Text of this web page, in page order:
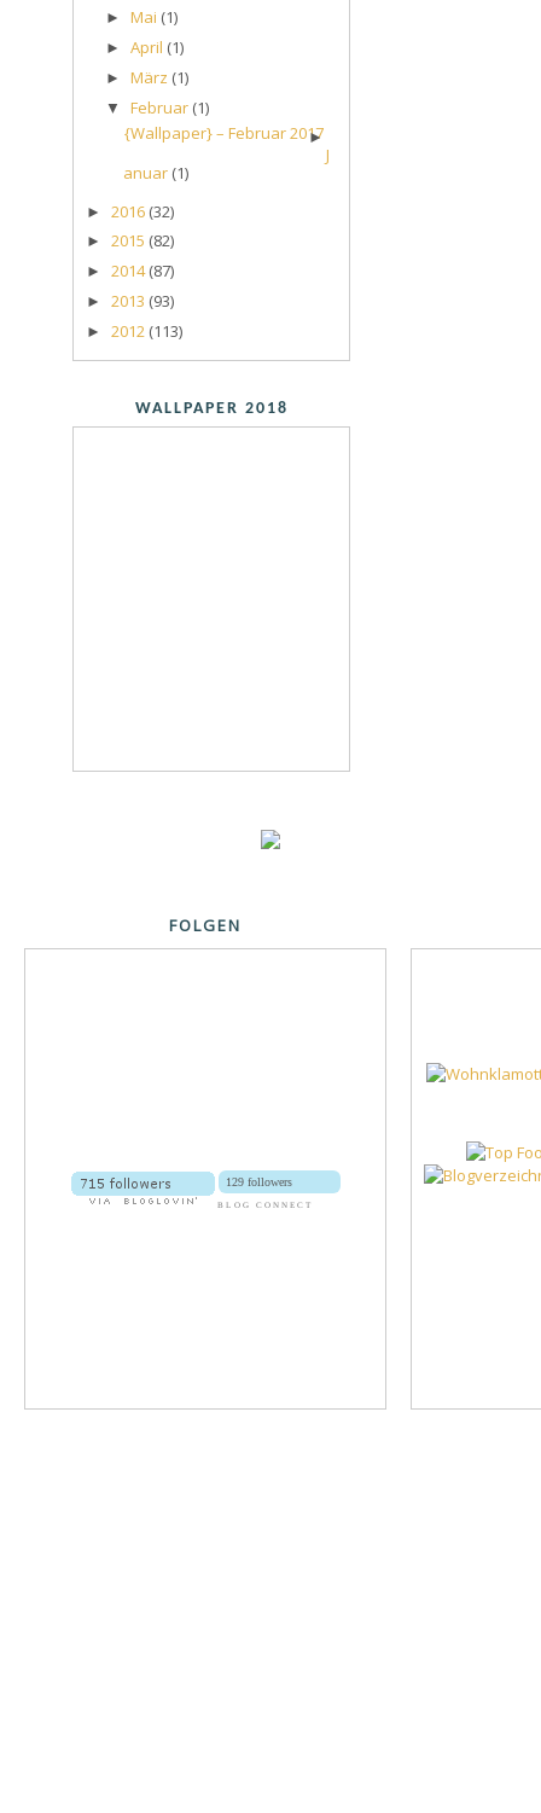
► Mai (1)
► April (1)
► März (1)
▼ Februar (1)
{Wallpaper} – Februar 2017
►
J
anuar (1)
► 2016 (32)
► 2015 (82)
► 2014(87)
► 2013 (93)
► 2012 (113)
WALLPAPER 2018
FOLGEN
129 followers
BLOG CONNECT